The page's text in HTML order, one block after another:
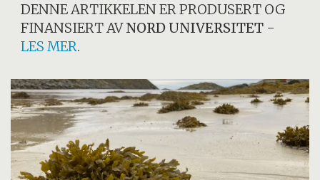
DENNE ARTIKKELEN ER PRODUSERT OG
FINANSIERT AVNORD UNIVERSITET -
LES MER.